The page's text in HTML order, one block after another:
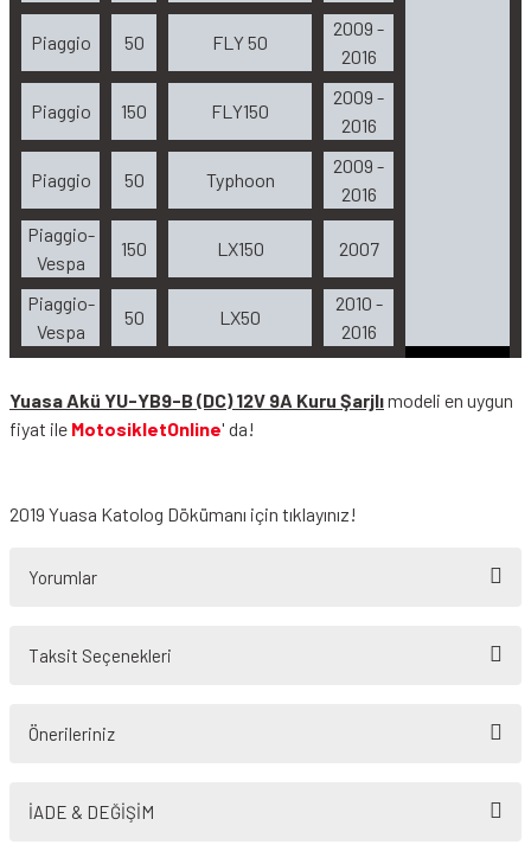
Piaggio 50 FLY 50
2009 -
2016
Piaggio 150 FLY150
2009 -
2016
Piaggio 50 Typhoon
2009 -
2016
Piaggio-
Vespa
150 LX150 2007
Piaggio-
Vespa
50 LX50
2010 -
2016
Yuasa Akü YU-YB9-B (DC) 12V 9A Kuru Şarjlımodeli en uygun
fiyat ile MotosikletOnline' da!
2019 Yuasa Katolog Dökümanı için tıklayınız!
Yorumlar
Taksit Seçenekleri
Önerileriniz
yetersiz gördüğünüz noktaları öneri formunu kullanarak tarafımıza
İADE & DEĞİŞİM